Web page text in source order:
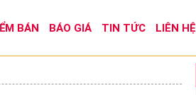
BÁN BÁO GIÁ TIN TỨC LIÊN HỆ